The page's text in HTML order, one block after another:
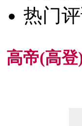
热门
高帝(高